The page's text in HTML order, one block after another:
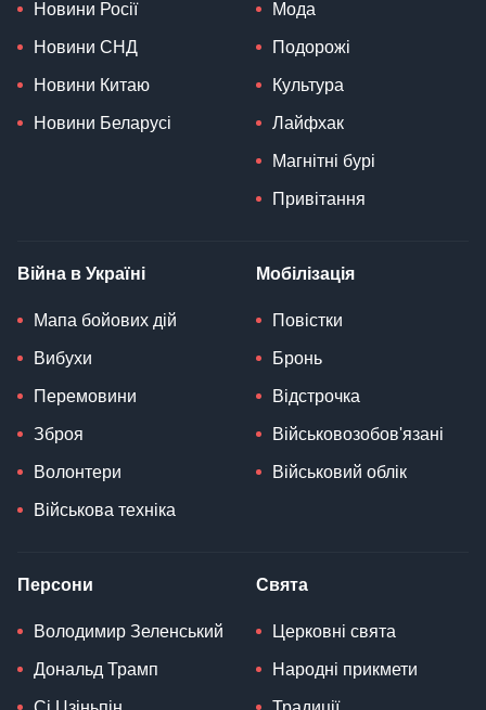
Новини Росії
Новини СНД
Новини Китаю
Новини Беларусі
Мода
Подорожі
Культура
Лайфхак
Магнітні бурі
Привітання
Війна в Україні
Мапа бойових дій
Вибухи
Перемовини
Зброя
Волонтери
Військова техніка
Мобілізація
Повістки
Бронь
Відстрочка
Військовозобов'язані
Військовий облік
Персони
Володимир Зеленський
Дональд Трамп
Свята
Церковні свята
Народні прикмети